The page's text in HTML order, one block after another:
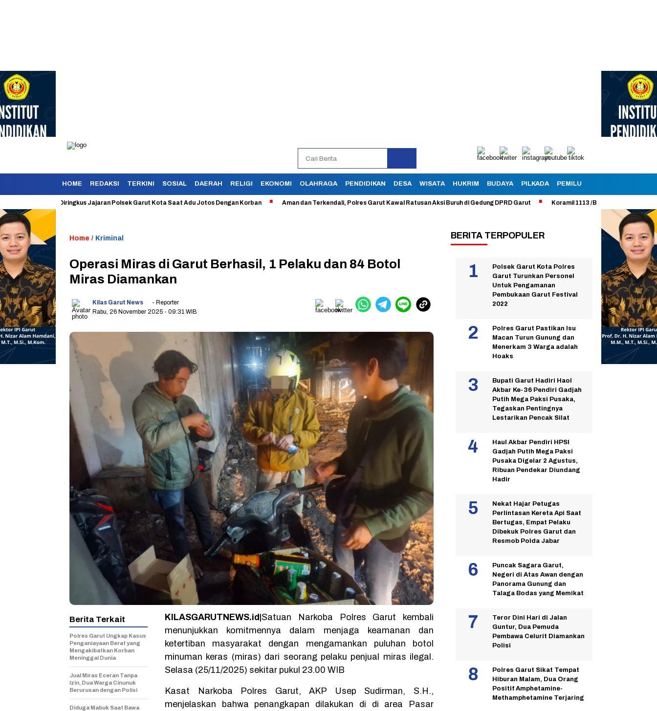
HOME REDAKSI TERKINI SOSIAL DAERAH RELIGI EKONOMI OLAHRAGA PENDIDIKAN DESA WISATA HUKRIM BUDAYA PILKADA PEMILU
Berhasil Diringkus Jajaran Polsek Garut Kota Saat Adu Jotos Dengan Korban Aman dan Terkendali, Polres Garut Kawal Ratusan Aksi Buruh di Gedung DPRD Garut Koramil 1113 /Bayongbong Uji Coba Program
Home / Kriminal
Operasi Miras di Garut Berhasil, 1 Pelaku dan 84 Botol
Miras Diamankan
Kilas Garut News
- Reporter
Rabu, 26 November 2025 - 09:31 WIB
KILASGARUTNEWS.id|Satuan Narkoba Polres Garut kembali
menunjukkan komitmennya dalam menjaga keamanan dan
ketertiban masyarakat dengan mengamankan puluhan botol
minuman keras (miras) dari seorang pelaku penjual miras ilegal.
Selasa (25/11/2025) sekitar pukul 23.00 WIB
Kasat Narkoba Polres Garut, AKP Usep Sudirman, S.H.,
menjelaskan bahwa penangkapan dilakukan di di area Pasar
Berita Terkait
Polres Garut Ungkap Kasus
Penganiayaan Berat yang
Mengakibatkan Korban
Meninggal Dunia
Jual Miras Eceran Tanpa
Izin, Dua Warga Cinunuk
Berurusan dengan Polisi
Diduga Mabuk Saat Bawa
BERITA TERPOPULER
Polsek Garut Kota Polres
Garut Turunkan Personel
Untuk Pengamanan
Pembukaan Garut Festival
2022
Polres Garut Pastikan Isu
Macan Turun Gunung dan
Menerkam 3 Warga adalah
Hoaks
Bupati Garut Hadiri Haol
Akbar Ke-36 Pendiri Gadjah
Putih Mega Paksi Pusaka,
Tegaskan Pentingnya
Lestarikan Pencak Silat
Haul Akbar Pendiri HPSI
Gadjah Putih Mega Paksi
Pusaka Digelar 2 Agustus,
Ribuan Pendekar Diundang
Hadir
Nekat Hajar Petugas
Perlintasan Kereta Api Saat
Bertugas, Empat Pelaku
Dibekuk Polres Garut dan
Resmob Polda Jabar
Puncak Sagara Garut,
Negeri di Atas Awan dengan
Panorama Gunung dan
Talaga Bodas yang Memikat
Teror Dini Hari di Jalan
Guntur, Dua Pemuda
Pembawa Celurit Diamankan
Polisi
Polres Garut Sikat Tempat
Hiburan Malam, Dua Orang
Positif Amphetamine-
Methamphetamine Terjaring